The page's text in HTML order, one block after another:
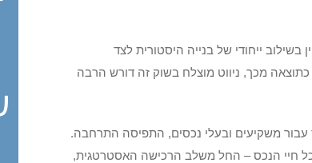
ייחודי של בנייה היסטורית לצד
כתוצאה מכך, ניווט מוצלח בשוק זה דורש הרבה
משקיעים ובעלי נכסים, התפיסה התרחבה.
כל חיי הנכס – החל משלב הרכישה האסטרטגית,